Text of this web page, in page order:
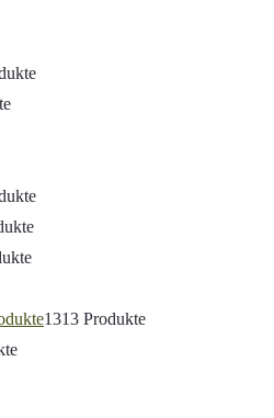
1313 Produkte